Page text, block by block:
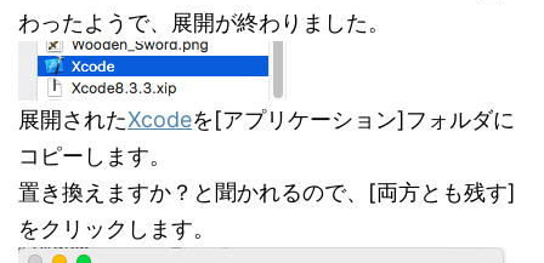
わったようで、展開が終わりました。
展開されたXcodeを[アプリケーション]フォルダに
コピーします。
置き換えますか？と聞かれるので、[両方とも残す]
をクリックします。